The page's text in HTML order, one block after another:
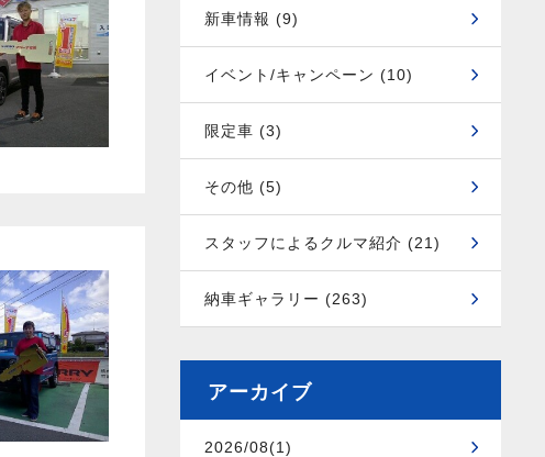
新車情報 (9)
イベント/キャンペーン (10)
限定車 (3)
その他 (5)
スタッフによるクルマ紹介 (21)
納車ギャラリー (263)
アーカイブ
2026/08(1)